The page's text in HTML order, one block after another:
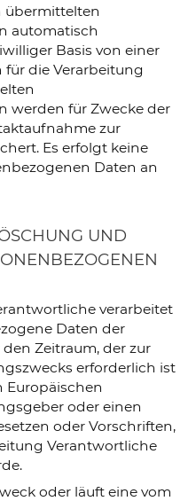
übermittelten
automatisch
Basis von einer
die Verarbeitung
werden für Zwecke der
zur
Es erfolgt keine
Daten an
UND S
D
verarbeitet
Daten der
Zeitraum, der zur
erforderlich ist
Europäischen
oder einen
oder Vorschriften,
Verantwortliche
oder läuft eine vom